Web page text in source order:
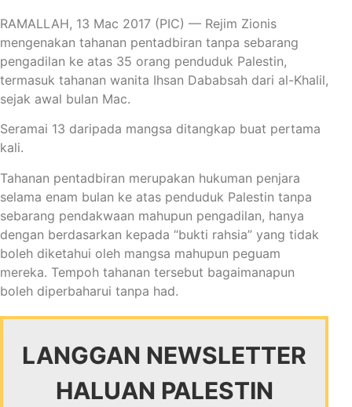
RAMALLAH, 13 Mac 2017 (PIC) — Rejim Zionis
mengenakan tahanan pentadbiran tanpa sebarang
pengadilan ke atas 35 orang penduduk Palestin,
termasuk tahanan wanita Ihsan Dababsah dari al-Khalil,
sejak awal bulan Mac.
Seramai 13 daripada mangsa ditangkap buat pertama
kali.
Tahanan pentadbiran merupakan hukuman penjara
selama enam bulan ke atas penduduk Palestin tanpa
sebarang pendakwaan mahupun pengadilan, hanya
dengan berdasarkan kepada “bukti rahsia” yang tidak
boleh diketahui oleh mangsa mahupun peguam
mereka. Tempoh tahanan tersebut bagaimanapun
boleh diperbaharui tanpa had.
LANGGAN NEWSLETTER
HALUAN PALESTIN